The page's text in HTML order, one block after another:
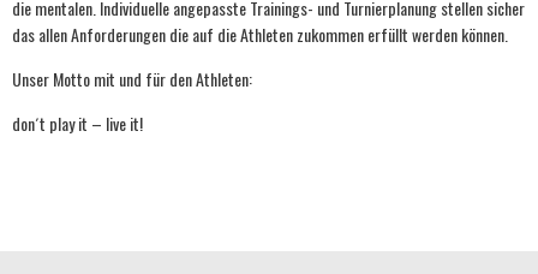
die mentalen. Individuelle angepasste Trainings- und Turnierplanung stellen sicher
das allen Anforderungen die auf die Athleten zukommen erfüllt werden können.
Unser Motto mit und für den Athleten:
don´t play it – live it!